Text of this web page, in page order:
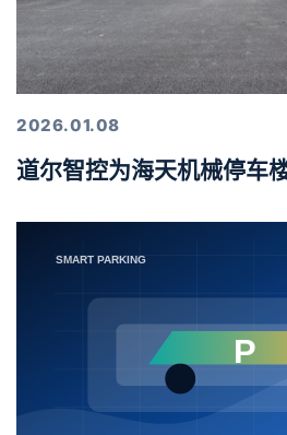
2026.01.08
道尔智控为海天机械停车